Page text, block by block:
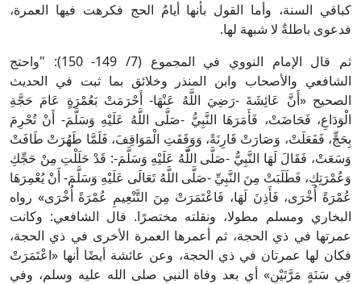
كباقي السنة، وأما القول بأنها أيامُ الحج فكرهت فيها العمرة،
فدعوى باطلةٌ لا شبهة لها.
ثم قال الإمام النووي في المجموع (7/ 149- 150): "واحتج
الشافعي والأصحاب وابن المنذر وخلائق بما ثبت في الحديث
الصحيح «أَنَّ عَائِشَةَ -رَضِيَ اللَّهُ عَنْهَا- أَحْرَمَتْ بَعُمْرَةٍ عَامَ حَجَّةِ
الْوَدَاعِ، فَحَاضَتْ، فَأَمَرَهَا النَّبِيُّ -صَلَّى اللَّهُ عَلَيْهِ وَسَلَّمَ- أَنْ تُحْرِمَ
بِحَجٍّ، فَفَعَلَتْ، وَصَارَتْ قَارِنَةً، وَوَقَفَتِ الْمَوَاقِفَ، فَلَمَّا طَهُرَتْ طَافَتْ
وَسَعَتْ، فَقَالَ لَهَا النَّبِيُّ -صَلَّى اللَّّهُ عَلَيْهِ وَسَلَّمَ-: قَدْ حَلَلْتِ مِنْ حَجِّكِ
وَعُمْرَتِكِ، فَطَلَبَتْ مِنَ النَّبِيِّ -صَلَّى اللَّهُ تَعَالَى عَلَيْهِ وَسَلَّمَ- أَنْ يُعْمِرَهَا
عُمْرَةً أُخْرَى، فَأَذِنَ لَهَا، فَاعْتَمَرَتْ مِنَ التَّنْعِيمِ عُمْرَةً أُخْرَى» رواه
البخاري ومسلم مطولا، ونقلته مختصرًا. قال الشافعي: وكانت
عمرتها في ذي الحجة، ثم أعمرها العمرة الأخرى في ذي الحجة،
فكان لها عمرتان في ذي الحجة، وعن عائشة أيضًا أنها «اعْتَمَرَتْ
فِي سَنَةٍ مَرَّتَيْنِ» أي بعد وفاة النبي صلى الله عليه وسلم، وفي